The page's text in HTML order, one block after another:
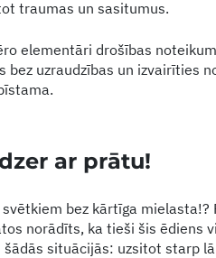
traumas un sasitumus.
elementāri drošības
bez uzraudzības un izvairīties
ar prātu!
bez kārtīga
norādīts, ka tieši šis ēdiens
šādās situācijās: uzsitot starp